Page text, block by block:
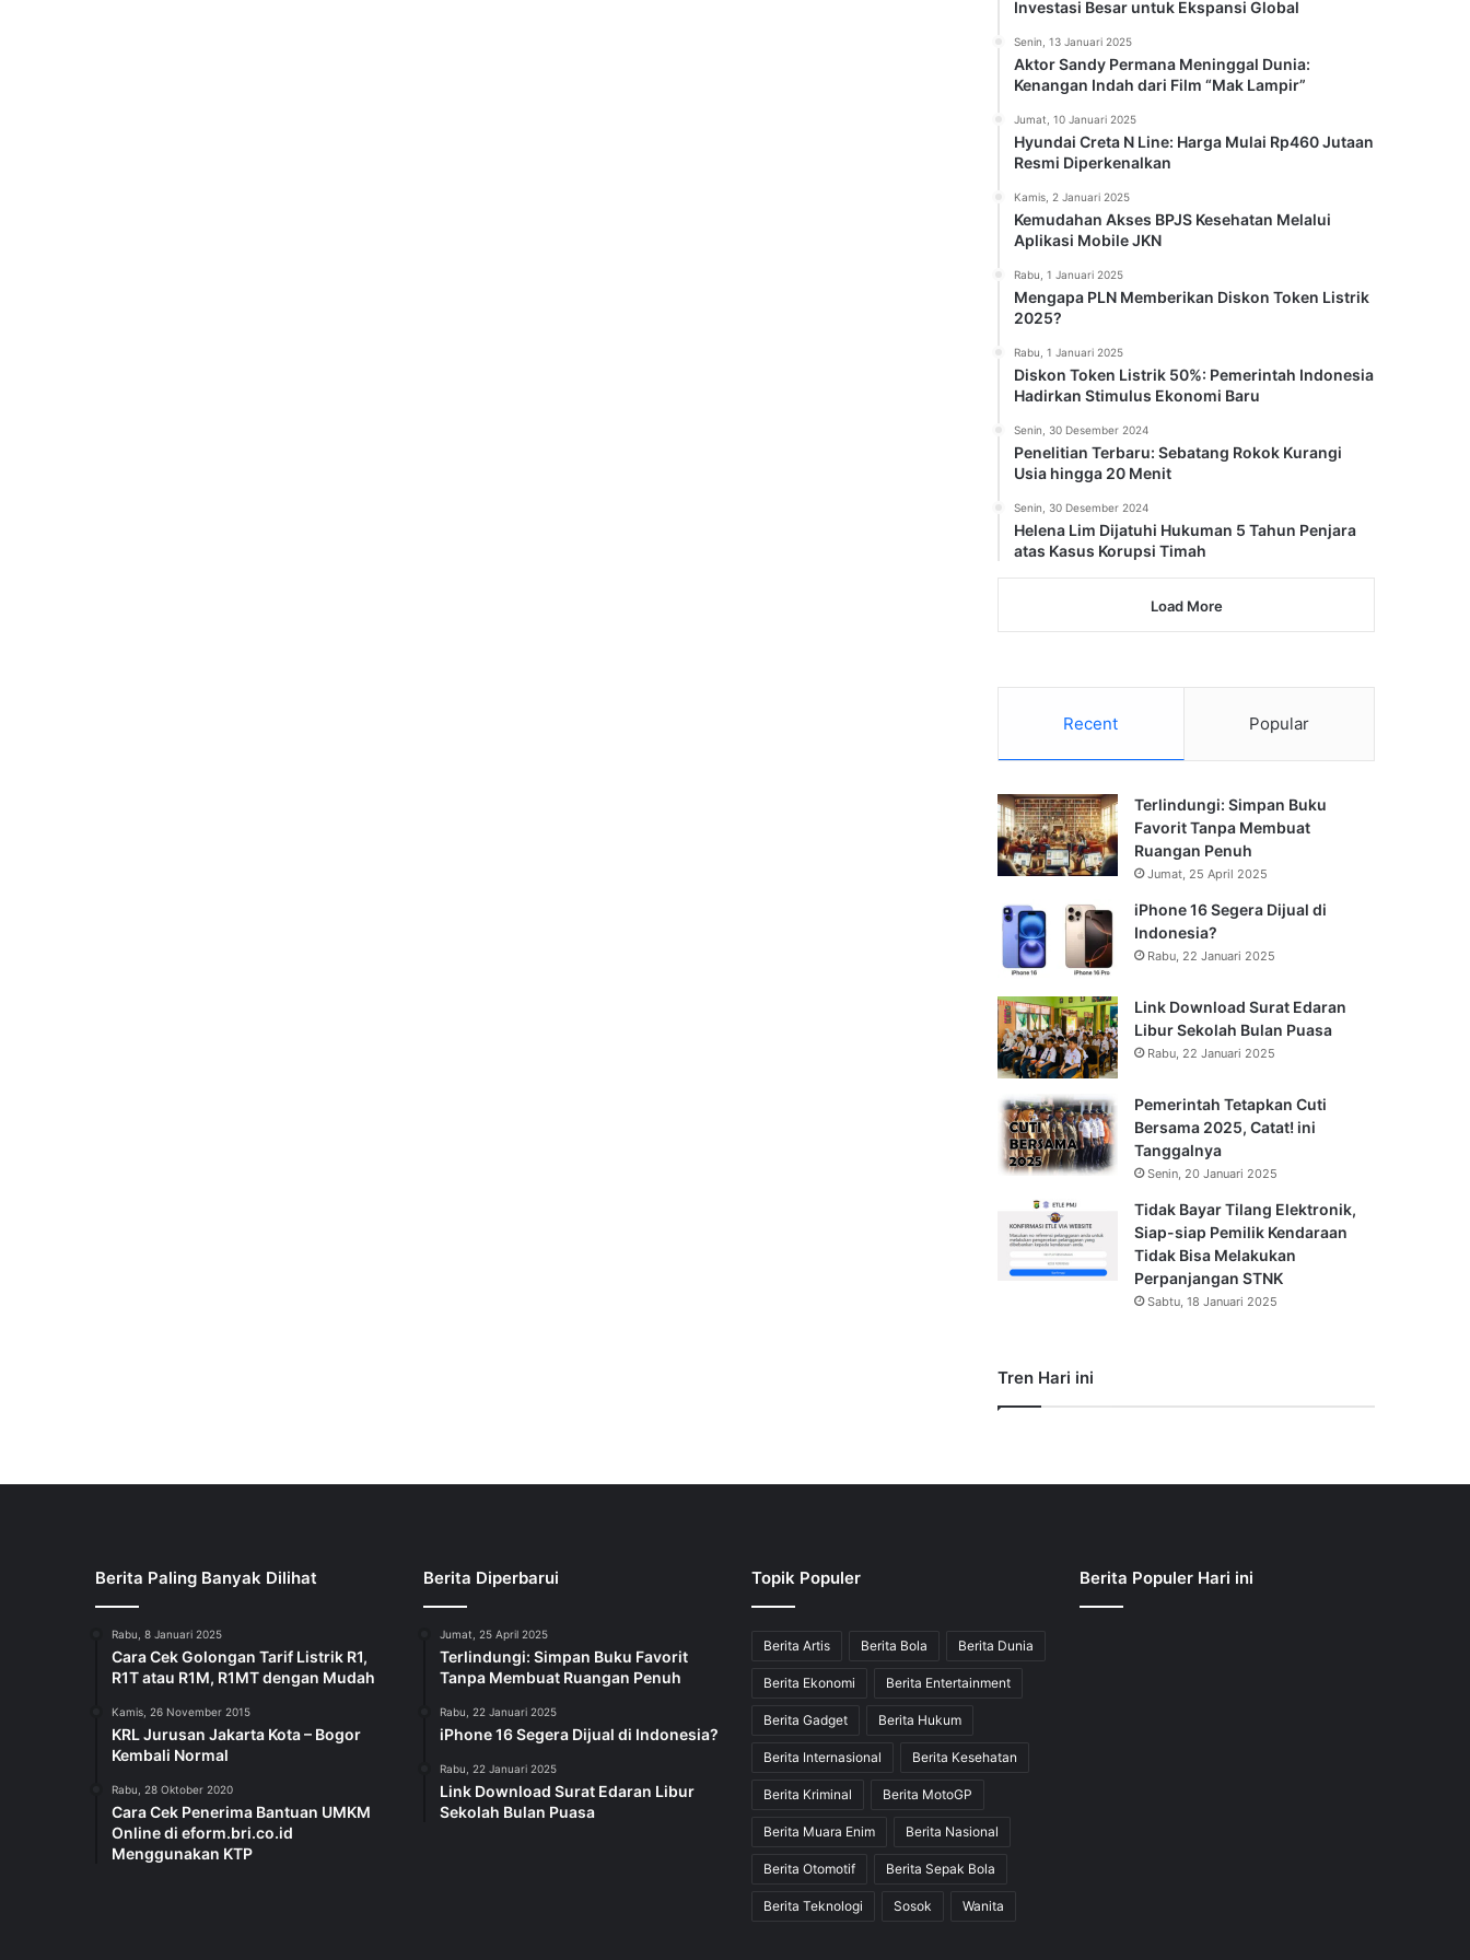
Investasi Besar untuk Ekspansi Global
Senin, 13 Januari 2025
Aktor Sandy Permana Meninggal Dunia:
Kenangan Indah dari Film “Mak Lampir”
Jumat, 10 Januari 2025
Hyundai Creta N Line: Harga Mulai Rp460 Jutaan
Resmi Diperkenalkan
Kamis, 2 Januari 2025
Kemudahan Akses BPJS Kesehatan Melalui
Aplikasi Mobile JKN
Rabu, 1 Januari 2025
Mengapa PLN Memberikan Diskon Token Listrik
2025?
Rabu, 1 Januari 2025
Diskon Token Listrik 50%: Pemerintah Indonesia
Hadirkan Stimulus Ekonomi Baru
Senin, 30 Desember 2024
Penelitian Terbaru: Sebatang Rokok Kurangi
Usia hingga 20 Menit
Senin, 30 Desember 2024
Helena Lim Dijatuhi Hukuman 5 Tahun Penjara
atas Kasus Korupsi Timah
Load More
Recent Popular
Terlindungi: Simpan Buku
Favorit Tanpa Membuat
Ruangan Penuh
Jumat, 25 April 2025
iPhone 16 Segera Dijual di
Indonesia?
Rabu, 22 Januari 2025
Link Download Surat Edaran
Libur Sekolah Bulan Puasa
Rabu, 22 Januari 2025
Pemerintah Tetapkan Cuti
Bersama 2025, Catat! ini
Tanggalnya
Senin, 20 Januari 2025
Tidak Bayar Tilang Elektronik,
Siap-siap Pemilik Kendaraan
Tidak Bisa Melakukan
Perpanjangan STNK
Sabtu, 18 Januari 2025
Tren Hari ini
Berita Paling Banyak Dilihat
Rabu, 8 Januari 2025
Cara Cek Golongan Tarif Listrik R1,
R1T atau R1M, R1MT dengan Mudah
Kamis, 26 November 2015
KRL Jurusan Jakarta Kota – Bogor
Kembali Normal
Rabu, 28 Oktober 2020
Cara Cek Penerima Bantuan UMKM
Online di eform.bri.co.id
Menggunakan KTP
Berita Diperbarui
Jumat, 25 April 2025
Terlindungi: Simpan Buku Favorit
Tanpa Membuat Ruangan Penuh
Rabu, 22 Januari 2025
iPhone 16 Segera Dijual di Indonesia?
Rabu, 22 Januari 2025
Link Download Surat Edaran Libur
Sekolah Bulan Puasa
Topik Populer
Berita Artis Berita Bola Berita Dunia
Berita Ekonomi Berita Entertainment
Berita Gadget Berita Hukum
Berita Internasional Berita Kesehatan
Berita Kriminal Berita MotoGP
Berita Muara Enim Berita Nasional
Berita Otomotif Berita Sepak Bola
Berita Teknologi Sosok Wanita
Berita Populer Hari ini